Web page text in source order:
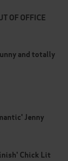
OF OFFICE
and totally
Jenny
Chick Lit